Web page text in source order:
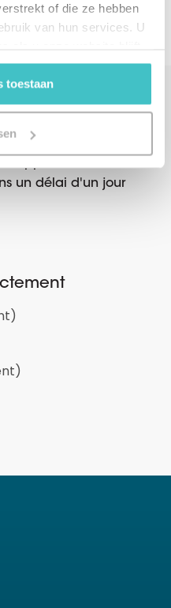
of die ze hebben
van hun services. U
toestaan
?
un délai d'un jour